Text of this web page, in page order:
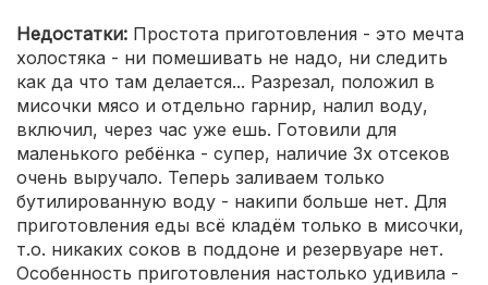
Недостатки: Простота приготовления - это мечта
холостяка - ни помешивать не надо, ни следить
как да что там делается... Разрезал, положил в
мисочки мясо и отдельно гарнир, налил воду,
включил, через час уже ешь. Готовили для
маленького ребёнка - супер, наличие 3х отсеков
очень выручало. Теперь заливаем только
бутилированную воду - накипи больше нет. Для
приготовления еды всё кладём только в мисочки,
т.о. никаких соков в поддоне и резервуаре нет.
Особенность приготовления настолько удивила -